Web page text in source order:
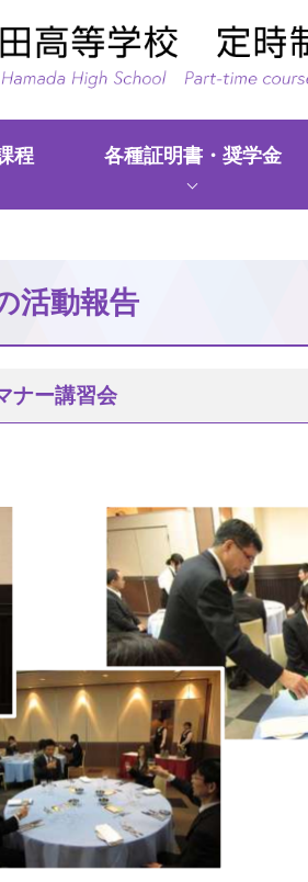
程 各種証明書・奨学金
活動報告
ナー講習会